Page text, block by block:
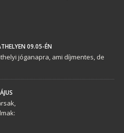
09.05-ÉN
jóganapra, ami díjmentes, de